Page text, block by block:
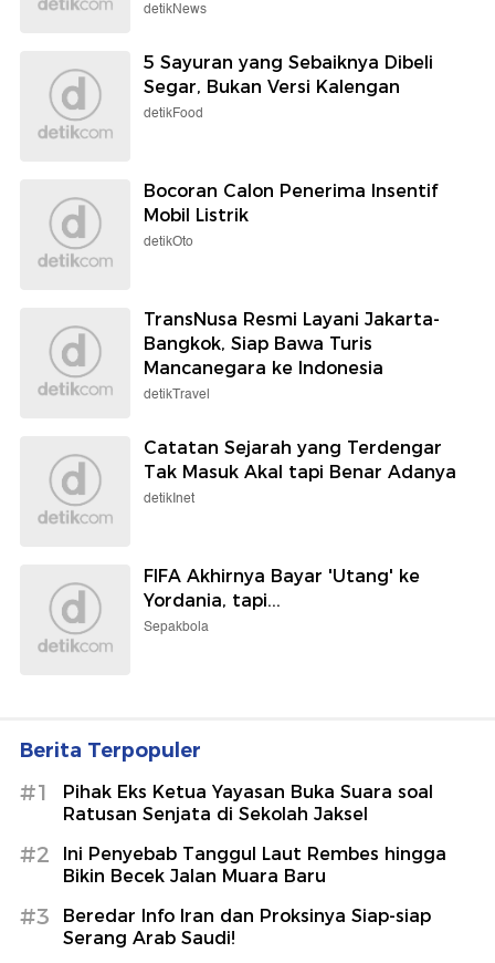
detikNews
5 Sayuran yang Sebaiknya Dibeli
Segar, Bukan Versi Kalengan
detikFood
Bocoran Calon Penerima Insentif
Mobil Listrik
detikOto
TransNusa Resmi Layani Jakarta-
Bangkok, Siap Bawa Turis
Mancanegara ke Indonesia
detikTravel
Catatan Sejarah yang Terdengar
Tak Masuk Akal tapi Benar Adanya
detikInet
FIFA Akhirnya Bayar 'Utang' ke
Yordania, tapi...
Sepakbola
Berita Terpopuler
#1
Pihak Eks Ketua Yayasan Buka Suara soal
Ratusan Senjata di Sekolah Jaksel
#2
Ini Penyebab Tanggul Laut Rembes hingga
Bikin Becek Jalan Muara Baru
#3
Beredar Info Iran dan Proksinya Siap-siap
Serang Arab Saudi!